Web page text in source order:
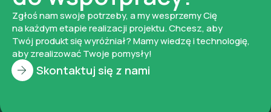
Zgłoś nam swoje potrzeby, a my wesprzemy Cię
na każdym etapie realizacji projektu. Chcesz, aby
Twój produkt się wyróżniał? Mamy wiedzę i technologię,
aby zrealizować Twoje pomysły!
Skontaktuj się z nami